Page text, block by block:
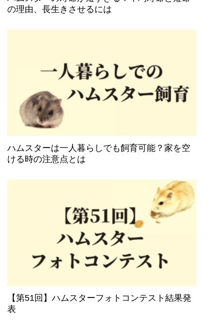
の理由、長生きさせるには
ハムスターは一人暮らしでも飼育可能？家を空
ける時の注意点とは
【第51回】ハムスターフォトコンテスト結果発
表